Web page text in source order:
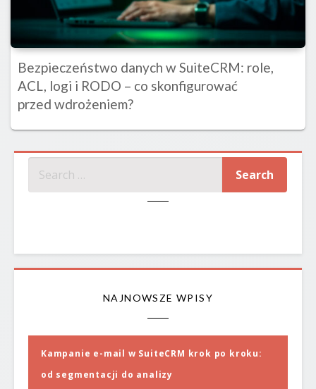
Bezpieczeństwo danych w SuiteCRM: role,
ACL, logi i RODO – co skonfigurować
przed wdrożeniem?
NAJNOWSZE WPISY
Kampanie e-mail w SuiteCRM krok po kroku:
od segmentacji do analizy